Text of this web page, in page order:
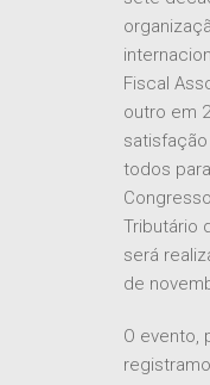
eventos
sete
Fiscal
outro em
satisfação
todos
Tributário
de